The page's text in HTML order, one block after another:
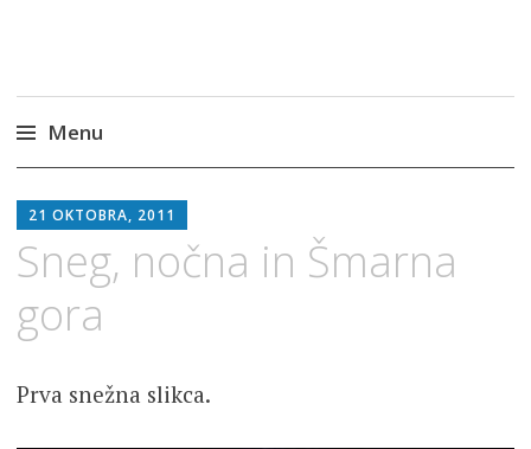
Menu
to
content
21 OKTOBRA, 2011
Sneg, nočna in Šmarna
gora
Prva snežna slikca.